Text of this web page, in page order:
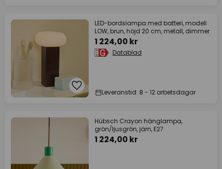
LED-bordslampa med batteri, modell
LOW, brun, höjd 20 cm, metall, dimmer
1 224,00 kr
Datablad
Leveranstid: 8 - 12 arbetsdagar
Hübsch Crayon hänglampa,
grön/ljusgrön, järn, E27
1 224,00 kr